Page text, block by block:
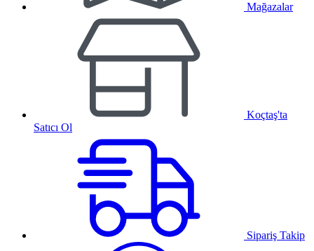
Mağazalar
Koçtaş'ta
Satıcı Ol
Sipariş Takip